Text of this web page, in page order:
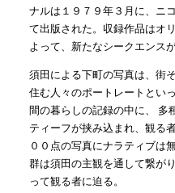
ナルは１９７９年３月に、ニ
て出版された。収録作品はオ
よって、新たなシークエンス
須田による下町の写真は、街
住む人々のポートレートとい
間の暮らしの記録の中に、 多
ティーフが挟み込まれ、観る
００点の写真にナラティブは
群は須田の主観を通して繋が
って観る者に迫る。